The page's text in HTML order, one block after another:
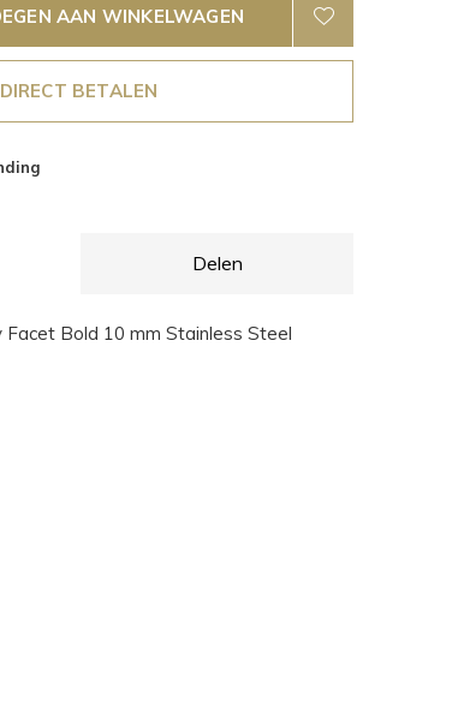
AAN WINKELWAGEN
DIRECT BETALEN
Delen
Bold 10 mm Stainless Steel